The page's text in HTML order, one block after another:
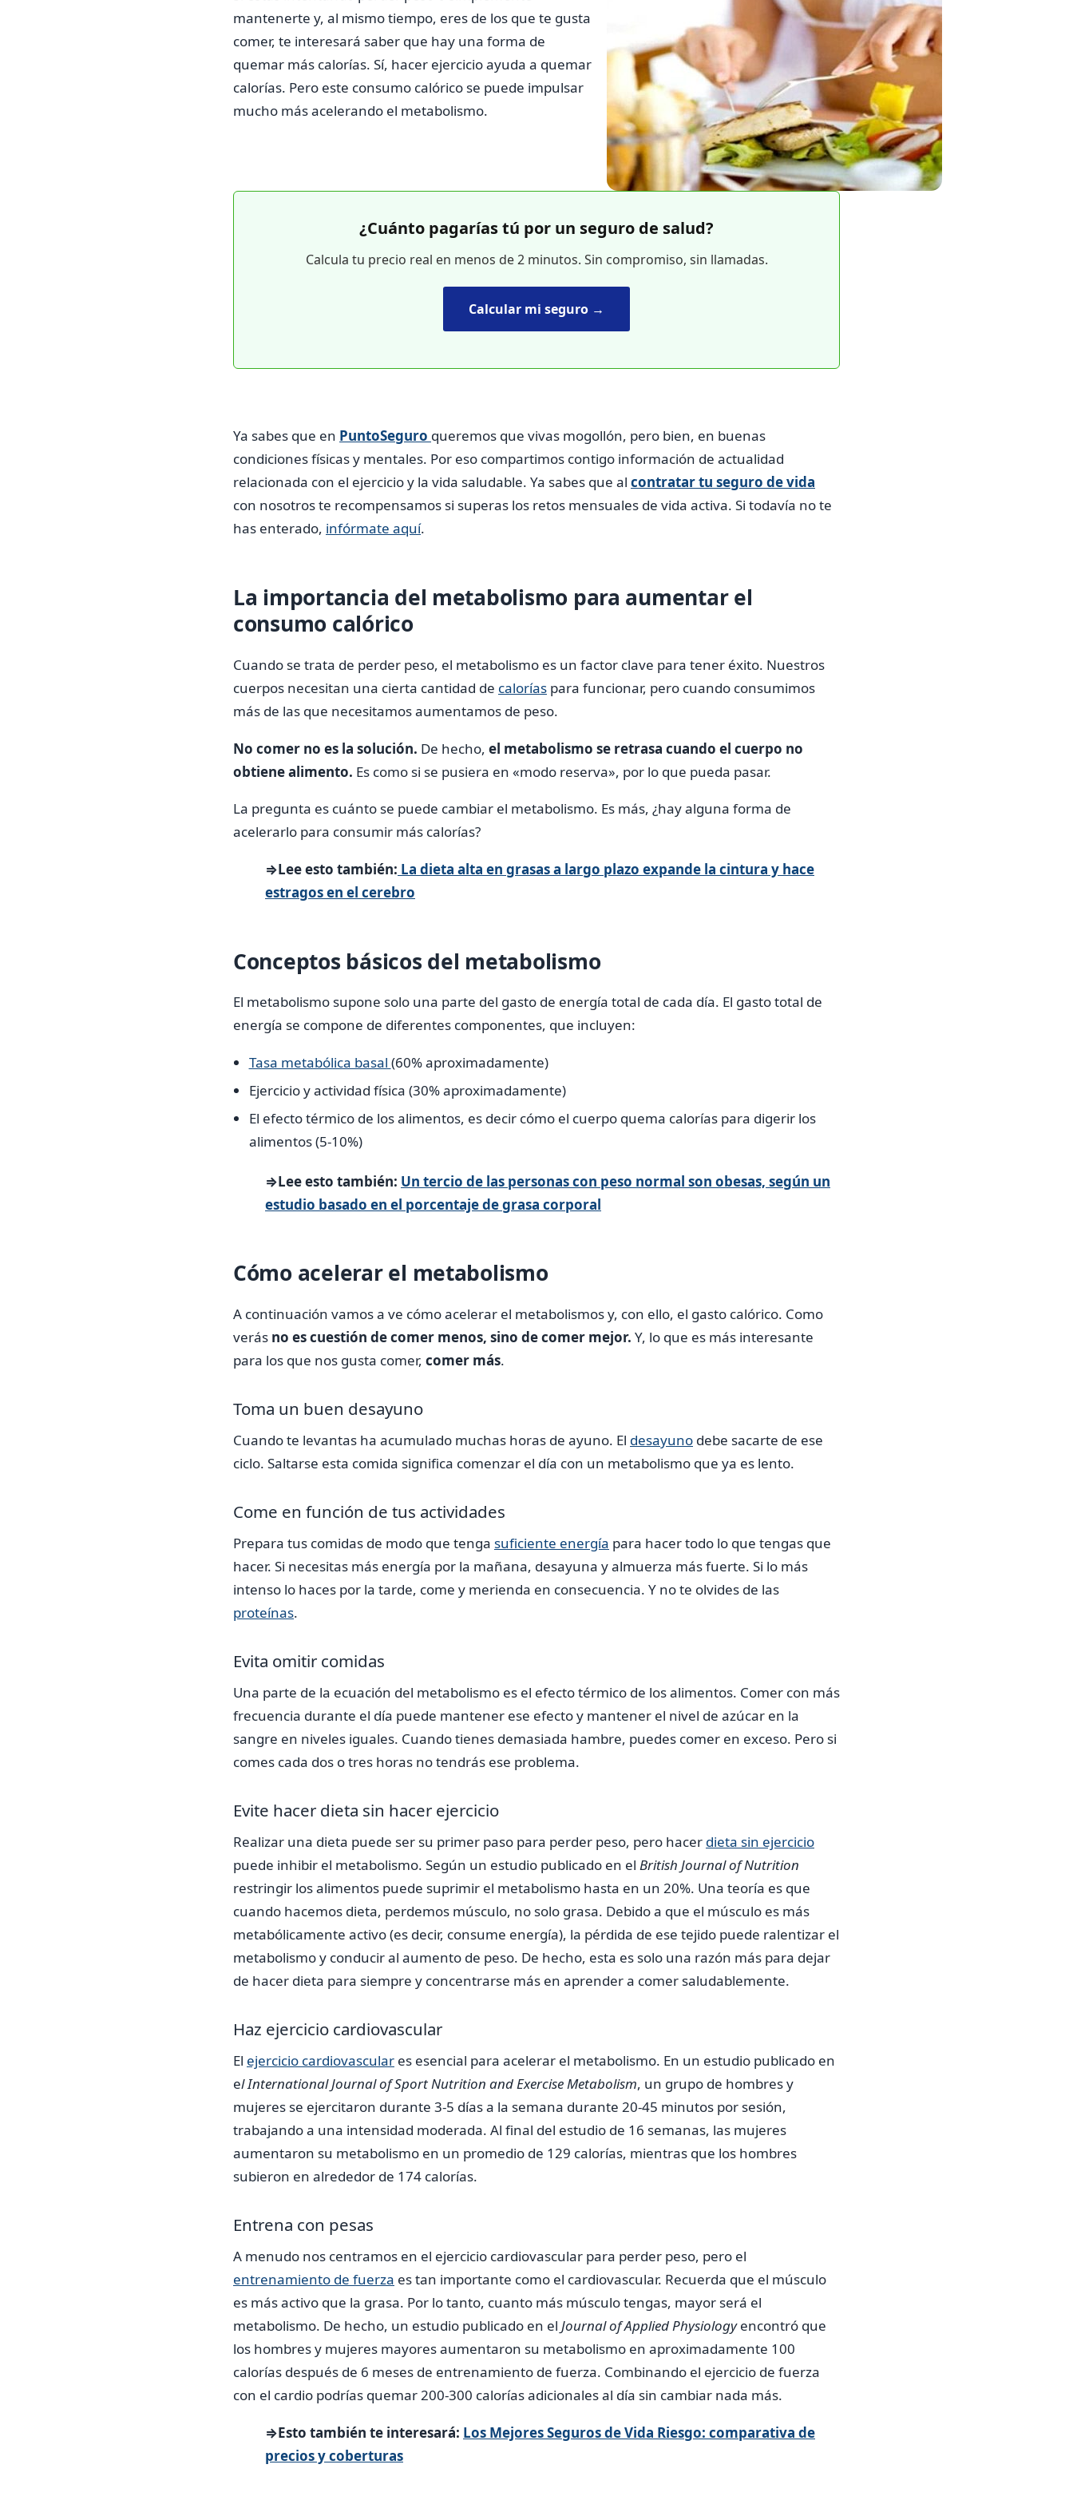
mantenerte y, al mismo tiempo, eres de los que te gusta
comer, te interesará saber que hay una forma de
quemar más calorías. Sí, hacer ejercicio ayuda a quemar
calorías. Pero este consumo calórico se puede impulsar
mucho más acelerando el metabolismo.
¿Cuánto pagarías tú por un seguro de salud?
Calcula tu precio real en menos de 2 minutos. Sin compromiso, sin llamadas.
Calcular mi seguro →
Ya sabes que en PuntoSeguro queremos que vivas mogollón, pero bien, en buenas
condiciones físicas y mentales. Por eso compartimos contigo información de actualidad
relacionada con el ejercicio y la vida saludable. Ya sabes que al contratar tu seguro de vida
con nosotros te recompensamos si superas los retos mensuales de vida activa. Si todavía no te
has enterado, infórmate aquí.
La importancia del metabolismo para aumentar el
consumo calórico
Cuando se trata de perder peso, el metabolismo es un factor clave para tener éxito. Nuestros
cuerpos necesitan una cierta cantidad de calorías para funcionar, pero cuando consumimos
más de las que necesitamos aumentamos de peso.
No comer no es la solución. De hecho, el metabolismo se retrasa cuando el cuerpo no
obtiene alimento. Es como si se pusiera en «modo reserva», por lo que pueda pasar.
La pregunta es cuánto se puede cambiar el metabolismo. Es más, ¿hay alguna forma de
acelerarlo para consumir más calorías?
⇒Lee esto también: La dieta alta en grasas a largo plazo expande la cintura y hace
estragos en el cerebro
Conceptos básicos del metabolismo
El metabolismo supone solo una parte del gasto de energía total de cada día. El gasto total de
energía se compone de diferentes componentes, que incluyen:
Tasa metabólica basal (60% aproximadamente)
Ejercicio y actividad física (30% aproximadamente)
El efecto térmico de los alimentos, es decir cómo el cuerpo quema calorías para digerir los
alimentos (5-10%)
⇒Lee esto también: Un tercio de las personas con peso normal son obesas, según un
estudio basado en el porcentaje de grasa corporal
Cómo acelerar el metabolismo
A continuación vamos a ve cómo acelerar el metabolismos y, con ello, el gasto calórico. Como
verás no es cuestión de comer menos, sino de comer mejor. Y, lo que es más interesante
para los que nos gusta comer, comer más.
Toma un buen desayuno
Cuando te levantas ha acumulado muchas horas de ayuno. El desayuno debe sacarte de ese
ciclo. Saltarse esta comida significa comenzar el día con un metabolismo que ya es lento.
Come en función de tus actividades
Prepara tus comidas de modo que tenga suficiente energía para hacer todo lo que tengas que
hacer. Si necesitas más energía por la mañana, desayuna y almuerza más fuerte. Si lo más
intenso lo haces por la tarde, come y merienda en consecuencia. Y no te olvides de las
proteínas.
Evita omitir comidas
Una parte de la ecuación del metabolismo es el efecto térmico de los alimentos. Comer con más
frecuencia durante el día puede mantener ese efecto y mantener el nivel de azúcar en la
sangre en niveles iguales. Cuando tienes demasiada hambre, puedes comer en exceso. Pero si
comes cada dos o tres horas no tendrás ese problema.
Evite hacer dieta sin hacer ejercicio
Realizar una dieta puede ser su primer paso para perder peso, pero hacer dieta sin ejercicio
puede inhibir el metabolismo. Según un estudio publicado en el British Journal of Nutrition
restringir los alimentos puede suprimir el metabolismo hasta en un 20%. Una teoría es que
cuando hacemos dieta, perdemos músculo, no solo grasa. Debido a que el músculo es más
metabólicamente activo (es decir, consume energía), la pérdida de ese tejido puede ralentizar el
metabolismo y conducir al aumento de peso. De hecho, esta es solo una razón más para dejar
de hacer dieta para siempre y concentrarse más en aprender a comer saludablemente.
Haz ejercicio cardiovascular
El ejercicio cardiovascular es esencial para acelerar el metabolismo. En un estudio publicado en
el International Journal of Sport Nutrition and Exercise Metabolism, un grupo de hombres y
mujeres se ejercitaron durante 3-5 días a la semana durante 20-45 minutos por sesión,
trabajando a una intensidad moderada. Al final del estudio de 16 semanas, las mujeres
aumentaron su metabolismo en un promedio de 129 calorías, mientras que los hombres
subieron en alrededor de 174 calorías.
Entrena con pesas
A menudo nos centramos en el ejercicio cardiovascular para perder peso, pero el
entrenamiento de fuerza es tan importante como el cardiovascular. Recuerda que el músculo
es más activo que la grasa. Por lo tanto, cuanto más músculo tengas, mayor será el
metabolismo. De hecho, un estudio publicado en el Journal of Applied Physiologyencontró que
los hombres y mujeres mayores aumentaron su metabolismo en aproximadamente 100
calorías después de 6 meses de entrenamiento de fuerza. Combinando el ejercicio de fuerza
con el cardio podrías quemar 200-300 calorías adicionales al día sin cambiar nada más.
⇒Esto también te interesará: Los Mejores Seguros de Vida Riesgo: comparativa de
precios y coberturas